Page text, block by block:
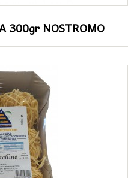
300gr NOSTROMO